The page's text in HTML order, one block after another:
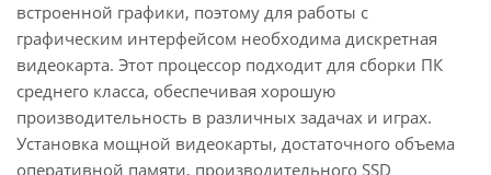
встроенной графики, поэтому для работы с
графическим интерфейсом необходима дискретная
видеокарта. Этот процессор подходит для сборки ПК
среднего класса, обеспечивая хорошую
производительность в различных задачах и играх.
Установка мощной видеокарты, достаточного объема
оперативной памяти, производительного SSD